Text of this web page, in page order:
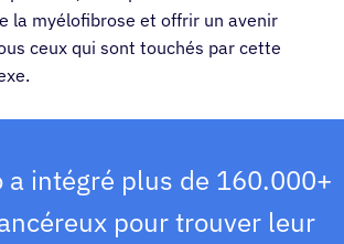
la myélofibrose et offrir un avenir
ceux qui sont touchés par cette
a intégré plus de 160.000+
pour trouver leur